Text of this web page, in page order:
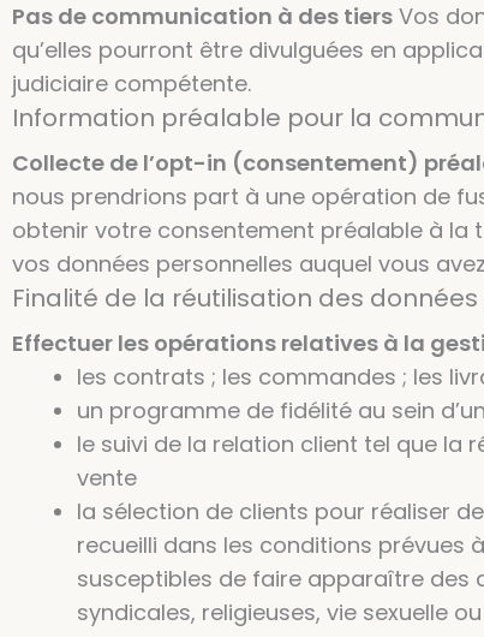
Pas de communication à des tiers Vos
qu’elles pourront être divulguées en
judiciaire compétente.
Information préalable pour la
Collecte de l’opt-in (consentement)
nous prendrions part à une opération de
obtenir votre consentement préalable à la
vos données personnelles auquel vous
Finalité de la réutilisation des
Effectuer les opérations relatives à la
les contrats ; les commandes ; les
un programme de fidélité au sein
le suivi de la relation client tel que la
vente
la sélection de clients pour réaliser
recueilli dans les conditions prévues
susceptibles de faire apparaître des
syndicales, religieuses, vie sexuelle